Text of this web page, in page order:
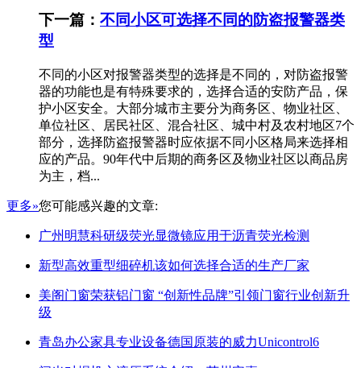
下一篇： 不同小区可选择不同的防盗报警器类
型
不同的小区对报警器类型的选择是不同的，对防盗报警
器的功能也是有特殊要求的，选择合适的安防产品，保
护小区安全。大部分城市主要分为商务区、物业社区、
单位社区、居民社区、混合社区、城中村及农村地区7个
部分，选择防盗报警器时应依据不同小区格局来选择相
应的产品。90年代中后期的商务区及物业社区以商品房
为主，档...
更多»您可能感兴趣的文章:
广州明慧科研级荧光显微镜应用于沥青荧光检测
新型高效重型细碎机该如何选择合适的生产厂家
美阁门窗荣获铝门窗 “创新性品牌”引领门窗行业创新升
级
青岛办公家具专业设备德国原装的威力Unicontrol6